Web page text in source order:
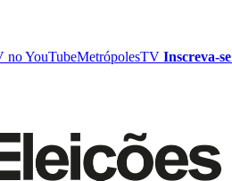
noYouTubeMetrópolesTV Inscreva-se